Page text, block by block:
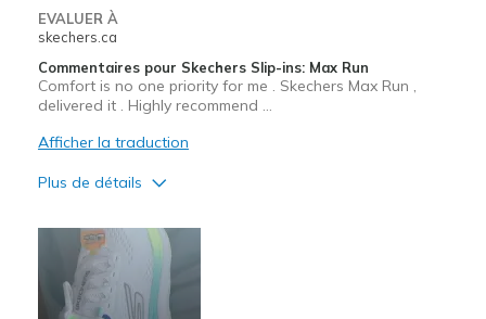
Sizing
Feels true to size
View On Shoes
I'm Into Shoes
EVALUER À
skechers.ca
Commentaires pour Skechers Slip-ins: Max Run
Comfort is no one priority for me . Skechers Max Run ,
delivered it . Highly recommend …
Afficher la traduction
Plus de détails
Attractive Design
Breathe Well